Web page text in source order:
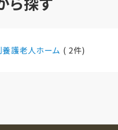
養護老人ホーム ( 2件)